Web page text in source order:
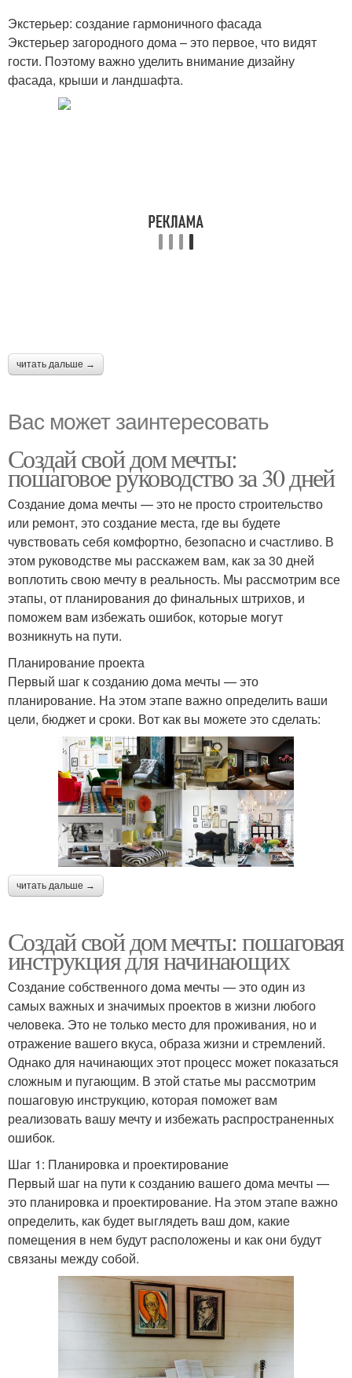
Экстерьер: создание гармоничного фасада
Экстерьер загородного дома – это первое, что видят
гости. Поэтому важно уделить внимание дизайну
фасада, крыши и ландшафта.
читать дальше →
Вас может заинтересовать
Создай свой дом мечты:
пошаговое руководство за 30 дней
Создание дома мечты — это не просто строительство
или ремонт, это создание места, где вы будете
чувствовать себя комфортно, безопасно и счастливо. В
этом руководстве мы расскажем вам, как за 30 дней
воплотить свою мечту в реальность. Мы рассмотрим все
этапы, от планирования до финальных штрихов, и
поможем вам избежать ошибок, которые могут
возникнуть на пути.
Планирование проекта
Первый шаг к созданию дома мечты — это
планирование. На этом этапе важно определить ваши
цели, бюджет и сроки. Вот как вы можете это сделать:
читать дальше →
Создай свой дом мечты: пошаговая
инструкция для начинающих
Создание собственного дома мечты — это один из
самых важных и значимых проектов в жизни любого
человека. Это не только место для проживания, но и
отражение вашего вкуса, образа жизни и стремлений.
Однако для начинающих этот процесс может показаться
сложным и пугающим. В этой статье мы рассмотрим
пошаговую инструкцию, которая поможет вам
реализовать вашу мечту и избежать распространенных
ошибок.
Шаг 1: Планировка и проектирование
Первый шаг на пути к созданию вашего дома мечты —
это планировка и проектирование. На этом этапе важно
определить, как будет выглядеть ваш дом, какие
помещения в нем будут расположены и как они будут
связаны между собой.